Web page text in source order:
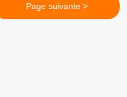
Page suivante >